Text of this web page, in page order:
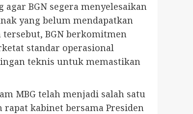
BGN segera menyelesaikan
yang belum mendapatkan
BGN berkomitmen
standar operasional
teknis untuk memastikan
MBG telah menjadi salah satu
rapat kabinet bersama Presiden